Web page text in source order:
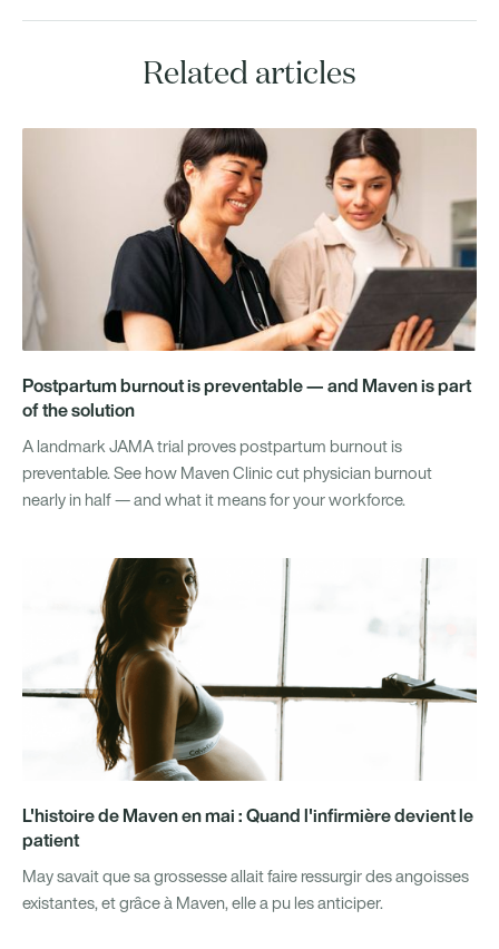
Related articles
Postpartum burnout is preventable — and Maven is part
of the solution
A landmark JAMA trial proves postpartum burnout is
preventable. See how Maven Clinic cut physician burnout
nearly in half — and what it means for your workforce.
L'histoire de Maven en mai : Quand l'infirmière devient le
patient
May savait que sa grossesse allait faire ressurgir des angoisses
existantes, et grâce à Maven, elle a pu les anticiper.